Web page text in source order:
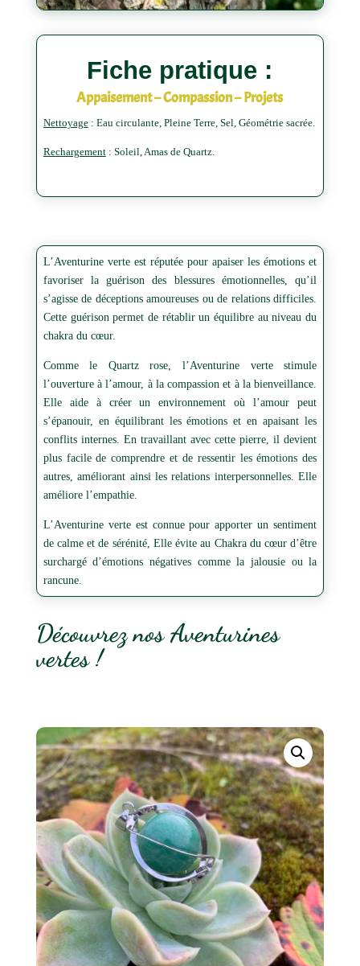
Fiche pratique :
Appaisement – Compassion – Projets
Nettoyage: Eau circulante, Pleine Terre, Sel, Géométrie sacrée.
Rechargement: Soleil, Amas de Quartz.
L’Aventurine verte est réputée pour apaiser les émotions et
favoriser la guérison des blessures émotionnelles, qu’il
s’agisse de déceptions amoureuses ou de relations difficiles.
Cette guérison permet de rétablir un équilibre au niveau du
chakra du cœur.
Comme le Quartz rose, l’Aventurine verte stimule
l’ouverture à l’amour, à la compassion et à la bienveillance.
Elle aide à créer un environnement où l’amour peut
s’épanouir, en équilibrant les émotions et en apaisant les
conflits internes. En travaillant avec cette pierre, il devient
plus facile de comprendre et de ressentir les émotions des
autres, améliorant ainsi les relations interpersonnelles. Elle
améliore l’empathie.
L’Aventurine verte est connue pour apporter un sentiment
de calme et de sérénité, Elle évite au Chakra du cœur d’être
surchargé d’émotions négatives comme la jalousie ou la
rancune.
Découvrez nos Aventurines
vertes !